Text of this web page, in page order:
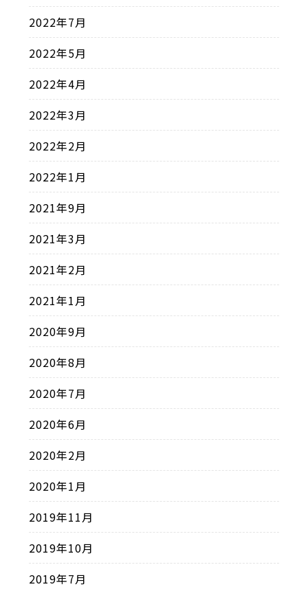
2022年7月
2022年5月
2022年4月
2022年3月
2022年2月
2022年1月
2021年9月
2021年3月
2021年2月
2021年1月
2020年9月
2020年8月
2020年7月
2020年6月
2020年2月
2020年1月
2019年11月
2019年10月
2019年7月